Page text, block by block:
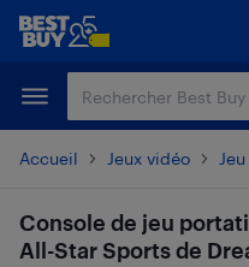
Passer
principal
Passer
Accueil Jeux vidéo
Console de jeu
All-Star Sports de